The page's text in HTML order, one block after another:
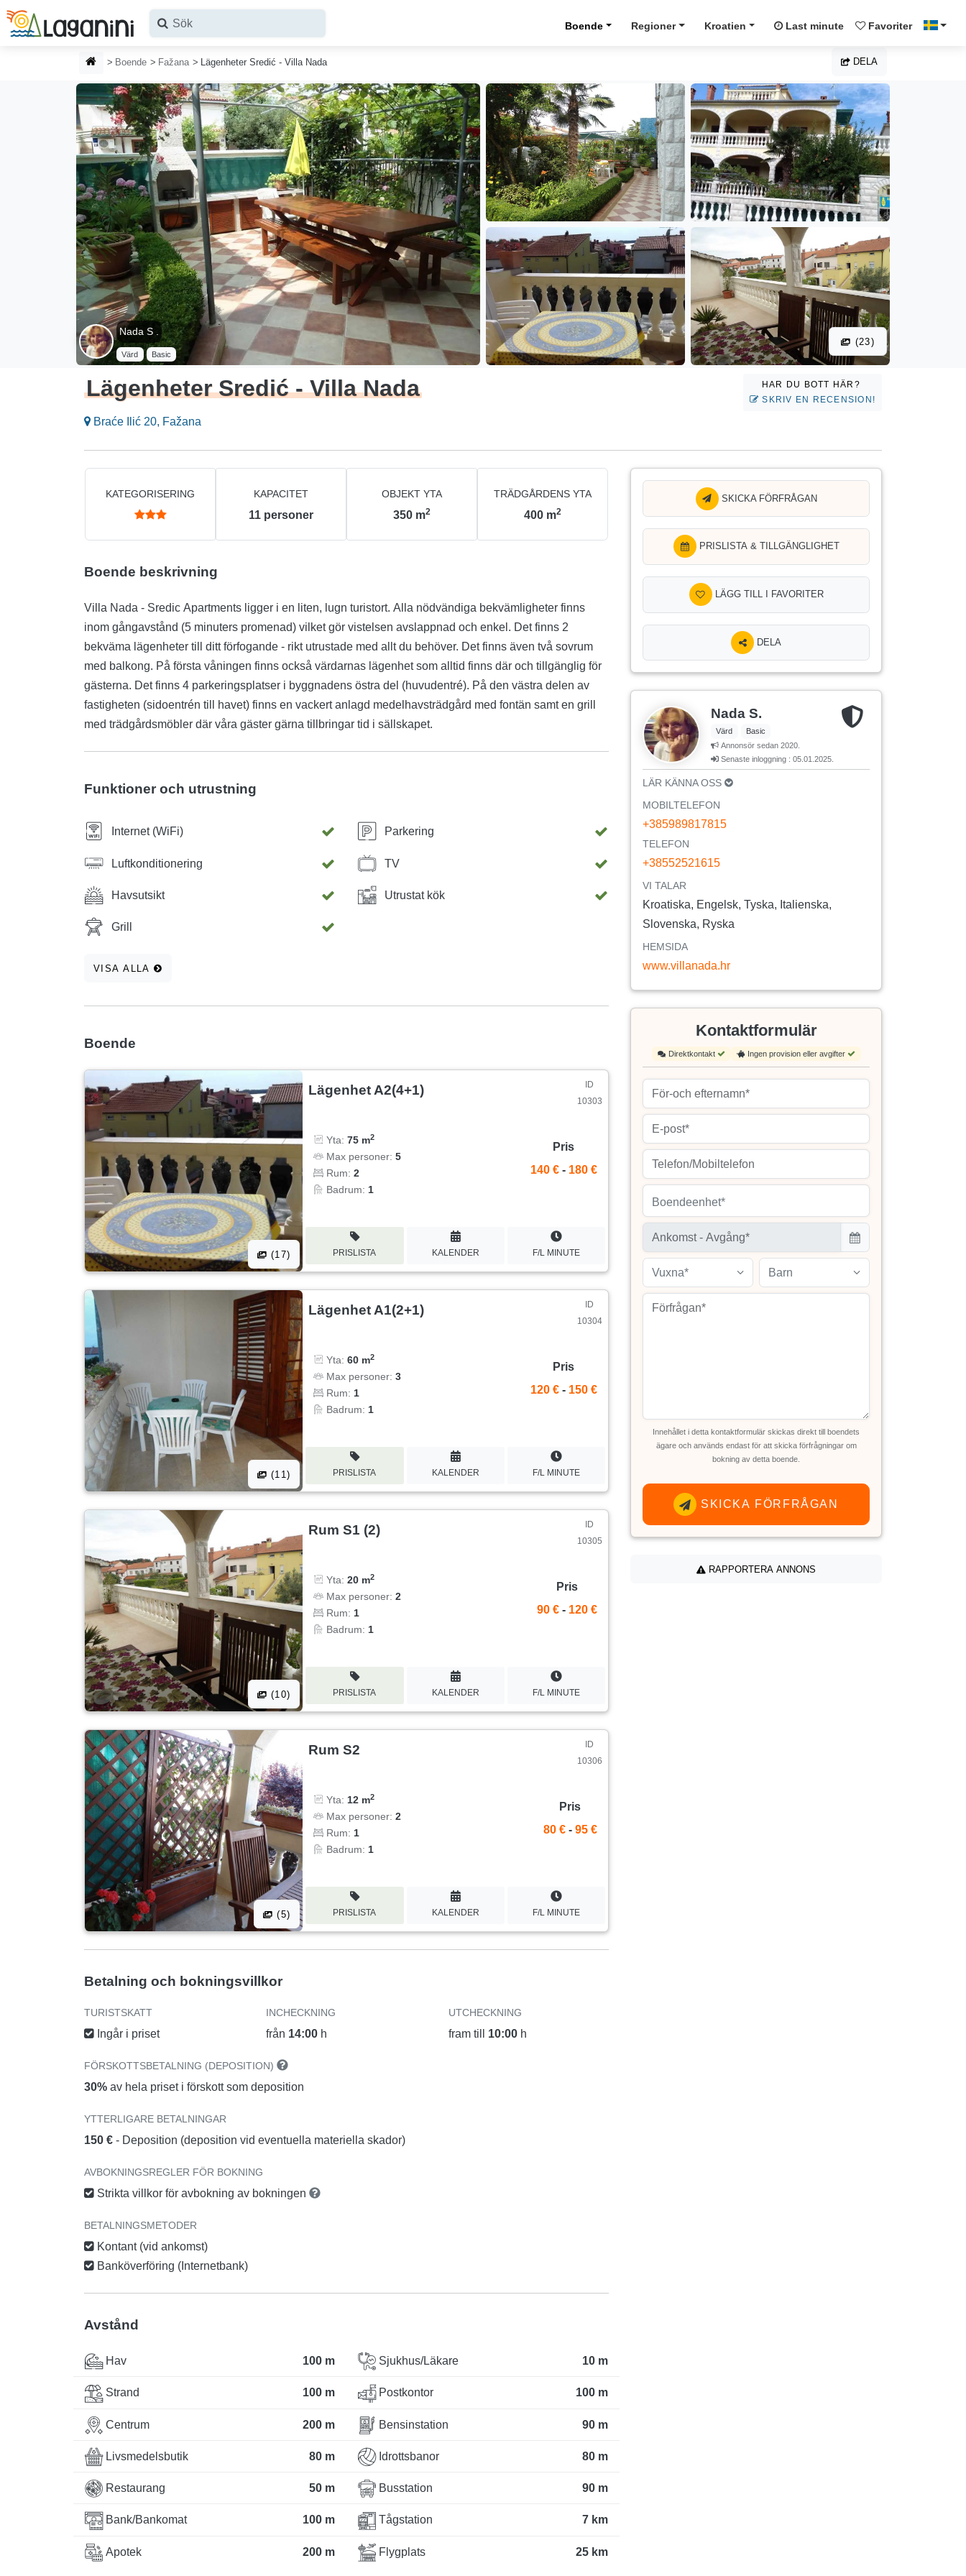
Hoppa till huvudinnehållet
Boende Regioner Kroatien Last minute Favoriter
HEMSIDA
Boende Fažana Lägenheter Sredić - Villa Nada DELA
Nada S .
Värd Basic
(23)
Lägenheter Sredić - Villa Nada
Braće Ilić 20, Fažana
HAR DU BOTT HÄR?
SKRIV EN RECENSION!
KATEGORISERING KAPACITET
11 personer
OBJEKT YTA
350 m2
TRÄDGÅRDENS YTA
400 m2
Boende beskrivning
Villa Nada - Sredic Apartments ligger i en liten, lugn turistort. Alla nödvändiga bekvämligheter finns
inom gångavstånd (5 minuters promenad) vilket gör vistelsen avslappnad och enkel. Det finns 2
bekväma lägenheter till ditt förfogande - rikt utrustade med allt du behöver. Det finns även två sovrum
med balkong. På första våningen finns också värdarnas lägenhet som alltid finns där och tillgänglig för
gästerna. Det finns 4 parkeringsplatser i byggnadens östra del (huvudentré). På den västra delen av
fastigheten (sidoentrén till havet) finns en vackert anlagd medelhavsträdgård med fontän samt en grill
med trädgårdsmöbler där våra gäster gärna tillbringar tid i sällskapet.
Funktioner och utrustning
Internet (WiFi) Parkering
Luftkonditionering TV
Havsutsikt Utrustat kök
Grill
VISA ALLA
Boende
(17)
Lägenhet A2(4+1)
ID
10303
Yta:75 m2
Max personer:5
Rum:2
Badrum: 1
Pris
140 € - 180 €
PRISLISTA KALENDER F/L MINUTE
(11)
Lägenhet A1(2+1)
ID
10304
Yta:60 m2
Max personer:3
Rum: 1
Badrum: 1
Pris
120 € - 150 €
PRISLISTA KALENDER F/L MINUTE
(10)
Rum S1 (2)
ID
10305
Yta:20 m2
Max personer:2
Rum: 1
Badrum: 1
Pris
90 € - 120 €
PRISLISTA KALENDER F/L MINUTE
(5)
Rum S2
ID
10306
Yta: 12 m2
Max personer:2
Rum: 1
Badrum: 1
Pris
80 € - 95 €
PRISLISTA KALENDER F/L MINUTE
Betalning och bokningsvillkor
TURISTSKATT
Ingår i priset
INCHECKNING
från 14:00 h
UTCHECKNING
fram till 10:00h
FÖRSKOTTSBETALNING (DEPOSITION)
30% av hela priset i förskott som deposition
YTTERLIGARE BETALNINGAR
150 € - Deposition (deposition vid eventuella materiella skador)
AVBOKNINGSREGLER FÖR BOKNING
Strikta villkor för avbokning av bokningen
BETALNINGSMETODER
Kontant (vid ankomst)
Banköverföring (Internetbank)
Avstånd
Hav 100 m
Strand 100 m
Centrum 200 m
Livsmedelsbutik 80 m
Restaurang 50 m
Bank/Bankomat 100 m
Apotek 200 m
Sjukhus/Läkare 10 m
Postkontor 100 m
Bensinstation 90 m
Idrottsbanor 80 m
Busstation 90 m
Tågstation 7 km
Flygplats 25 km
SKICKA FÖRFRÅGAN
PRISLISTA & TILLGÄNGLIGHET
LÄGG TILL I FAVORITER
DELA
Nada S.
Värd
Basic
Annonsör sedan 2020.
Senaste inloggning : 05.01.2025.
LÄR KÄNNA OSS
MOBILTELEFON
+385989817815
TELEFON
+38552521615
VI TALAR
Kroatiska, Engelsk, Tyska, Italienska,
Slovenska, Ryska
HEMSIDA
www.villanada.hr
Kontaktformulär
Direktkontakt Ingen provision eller avgifter
Boendeenhet*
Vuxna* Barn
Innehållet i detta kontaktformulär skickas direkt till boendets
ägare och används endast för att skicka förfrågningar om
bokning av detta boende.
SKICKA FÖRFRÅGAN
RAPPORTERA ANNONS